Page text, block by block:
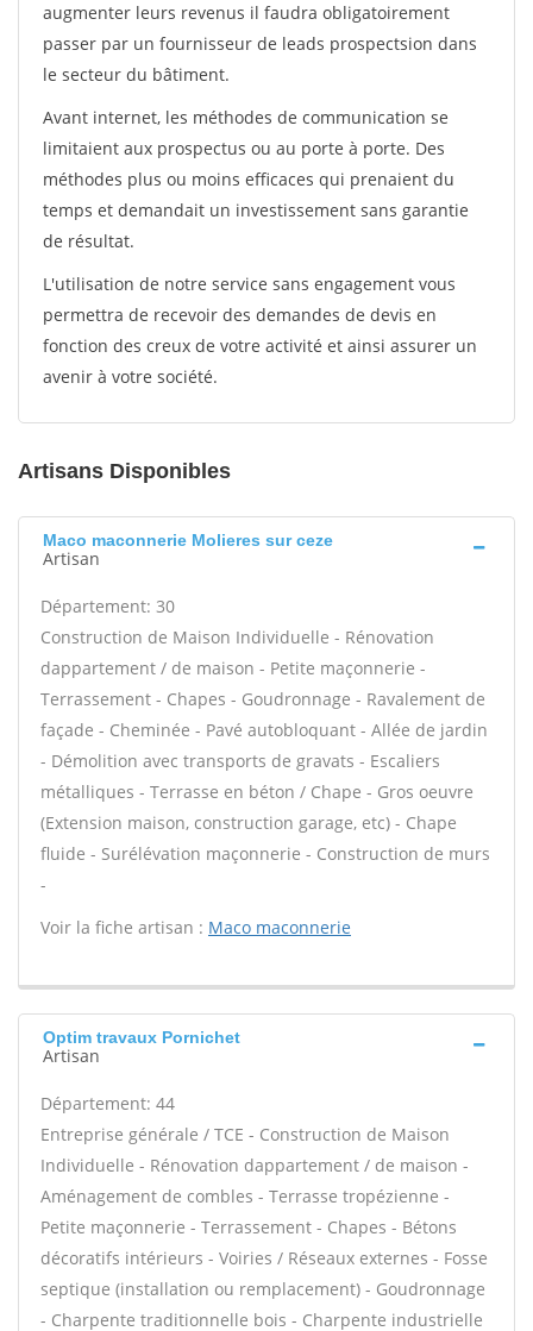
augmenter leurs revenus il faudra obligatoirement
passer par un fournisseur de leads prospectsion dans
le secteur du bâtiment.
Avant internet, les méthodes de communication se
limitaient aux prospectus ou au porte à porte. Des
méthodes plus ou moins efficaces qui prenaient du
temps et demandait un investissement sans garantie
de résultat.
L'utilisation de notre service sans engagement vous
permettra de recevoir des demandes de devis en
fonction des creux de votre activité et ainsi assurer un
avenir à votre société.
Artisans Disponibles
Maco maconnerie Molieres sur ceze
Artisan
Département: 30
Construction de Maison Individuelle - Rénovation
dappartement / de maison - Petite maçonnerie -
Terrassement - Chapes - Goudronnage - Ravalement de
façade - Cheminée - Pavé autobloquant - Allée de jardin
- Démolition avec transports de gravats - Escaliers
métalliques - Terrasse en béton / Chape - Gros oeuvre
(Extension maison, construction garage, etc) - Chape
fluide - Surélévation maçonnerie - Construction de murs
-
Voir la fiche artisan : Maco maconnerie
Optim travaux Pornichet
Artisan
Département: 44
Entreprise générale / TCE - Construction de Maison
Individuelle - Rénovation dappartement / de maison -
Aménagement de combles - Terrasse tropézienne -
Petite maçonnerie - Terrassement - Chapes - Bétons
décoratifs intérieurs - Voiries / Réseaux externes - Fosse
septique (installation ou remplacement) - Goudronnage
- Charpente traditionnelle bois - Charpente industrielle